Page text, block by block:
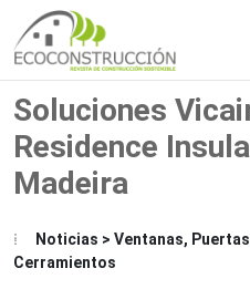
Menu
Menu
Soluciones
Residence
Madeira
Noticias > Ventanas,
Cerramientos